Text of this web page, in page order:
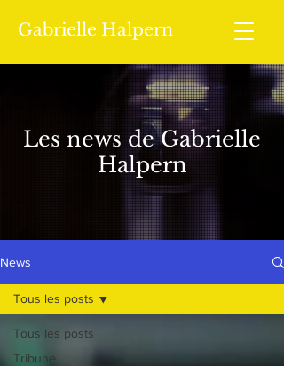
Gabrielle Halpern
Les news de Gabrielle
Halpern
News
Tous les posts
Tribune
Tous les posts